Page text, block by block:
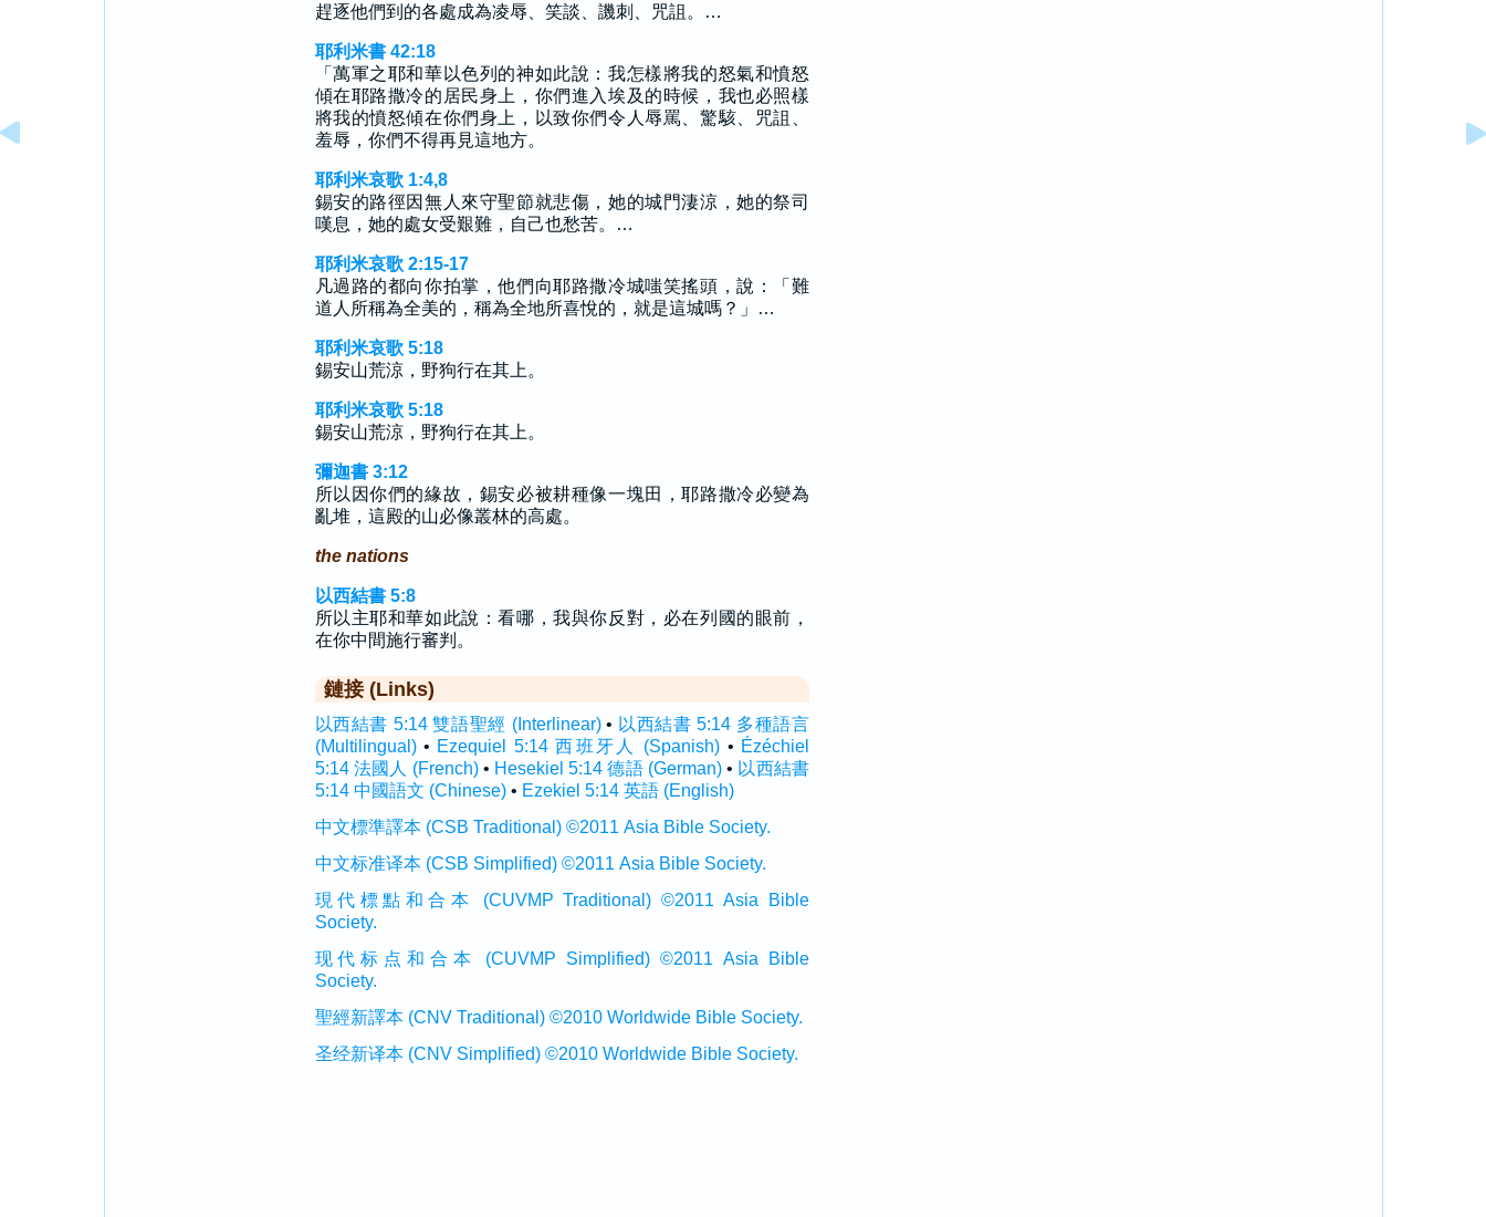
趕逐他們到的各處成為凌辱、笑談、譏刺、咒詛。…
耶利米書 42:18
「萬軍之耶和華以色列的神如此說：我怎樣將我的怒氣和憤怒
傾在耶路撒冷的居民身上，你們進入埃及的時候，我也必照樣
將我的憤怒傾在你們身上，以致你們令人辱罵、驚駭、咒詛、
羞辱，你們不得再見這地方。
耶利米哀歌 1:4,8
錫安的路徑因無人來守聖節就悲傷，她的城門淒涼，她的祭司
嘆息，她的處女受艱難，自己也愁苦。…
耶利米哀歌 2:15-17
凡過路的都向你拍掌，他們向耶路撒冷城嗤笑搖頭，說：「難
道人所稱為全美的，稱為全地所喜悅的，就是這城嗎？」…
耶利米哀歌 5:18
錫安山荒涼，野狗行在其上。
耶利米哀歌 5:18
錫安山荒涼，野狗行在其上。
彌迦書 3:12
所以因你們的緣故，錫安必被耕種像一塊田，耶路撒冷必變為
亂堆，這殿的山必像叢林的高處。
the nations
以西結書 5:8
所以主耶和華如此說：看哪，我與你反對，必在列國的眼前，
在你中間施行審判。
鏈接 (Links)
以西結書 5:14 雙語聖經 (Interlinear)• 以西結書 5:14 多種語言
(Multilingual)• Ezequiel 5:14 西班牙人 (Spanish) • Ézéchiel
5:14 法國人 (French)• Hesekiel 5:14 德語 (German)• 以西結書
5:14 中國語文 (Chinese)• Ezekiel 5:14 英語 (English)
中文標準譯本 (CSB Traditional) ©2011 Asia Bible Society.
中文标准译本 (CSB Simplified) ©2011 Asia Bible Society.
現代標點和合本 (CUVMP Traditional) ©2011 Asia Bible
Society.
现代标点和合本 (CUVMP Simplified) ©2011 Asia Bible
Society.
聖經新譯本 (CNV Traditional) ©2010 Worldwide Bible Society.
圣经新译本 (CNV Simplified) ©2010 Worldwide Bible Society.